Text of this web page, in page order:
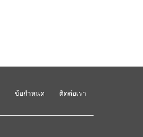
ข้อกำหนด ติดต่อเรา